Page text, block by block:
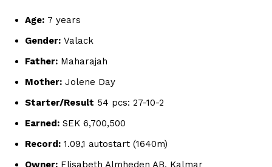
Age: 7 years
Gender: Valack
Father: Maharajah
Mother: Jolene Day
Starter/Result 54 pcs: 27-10-2
Earned: SEK 6,700,500
Record: 1.09,1 autostart (1640m)
Owner: Elisabeth Almheden AB, Kalmar